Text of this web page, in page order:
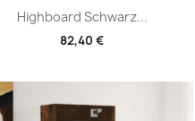
Highboard Schwarz...
82,40 €
Vorschau